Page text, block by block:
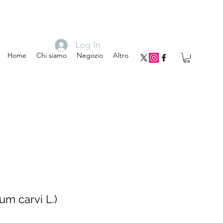
Home Chi siamo Negozio Altro
Log In
carvi L.)